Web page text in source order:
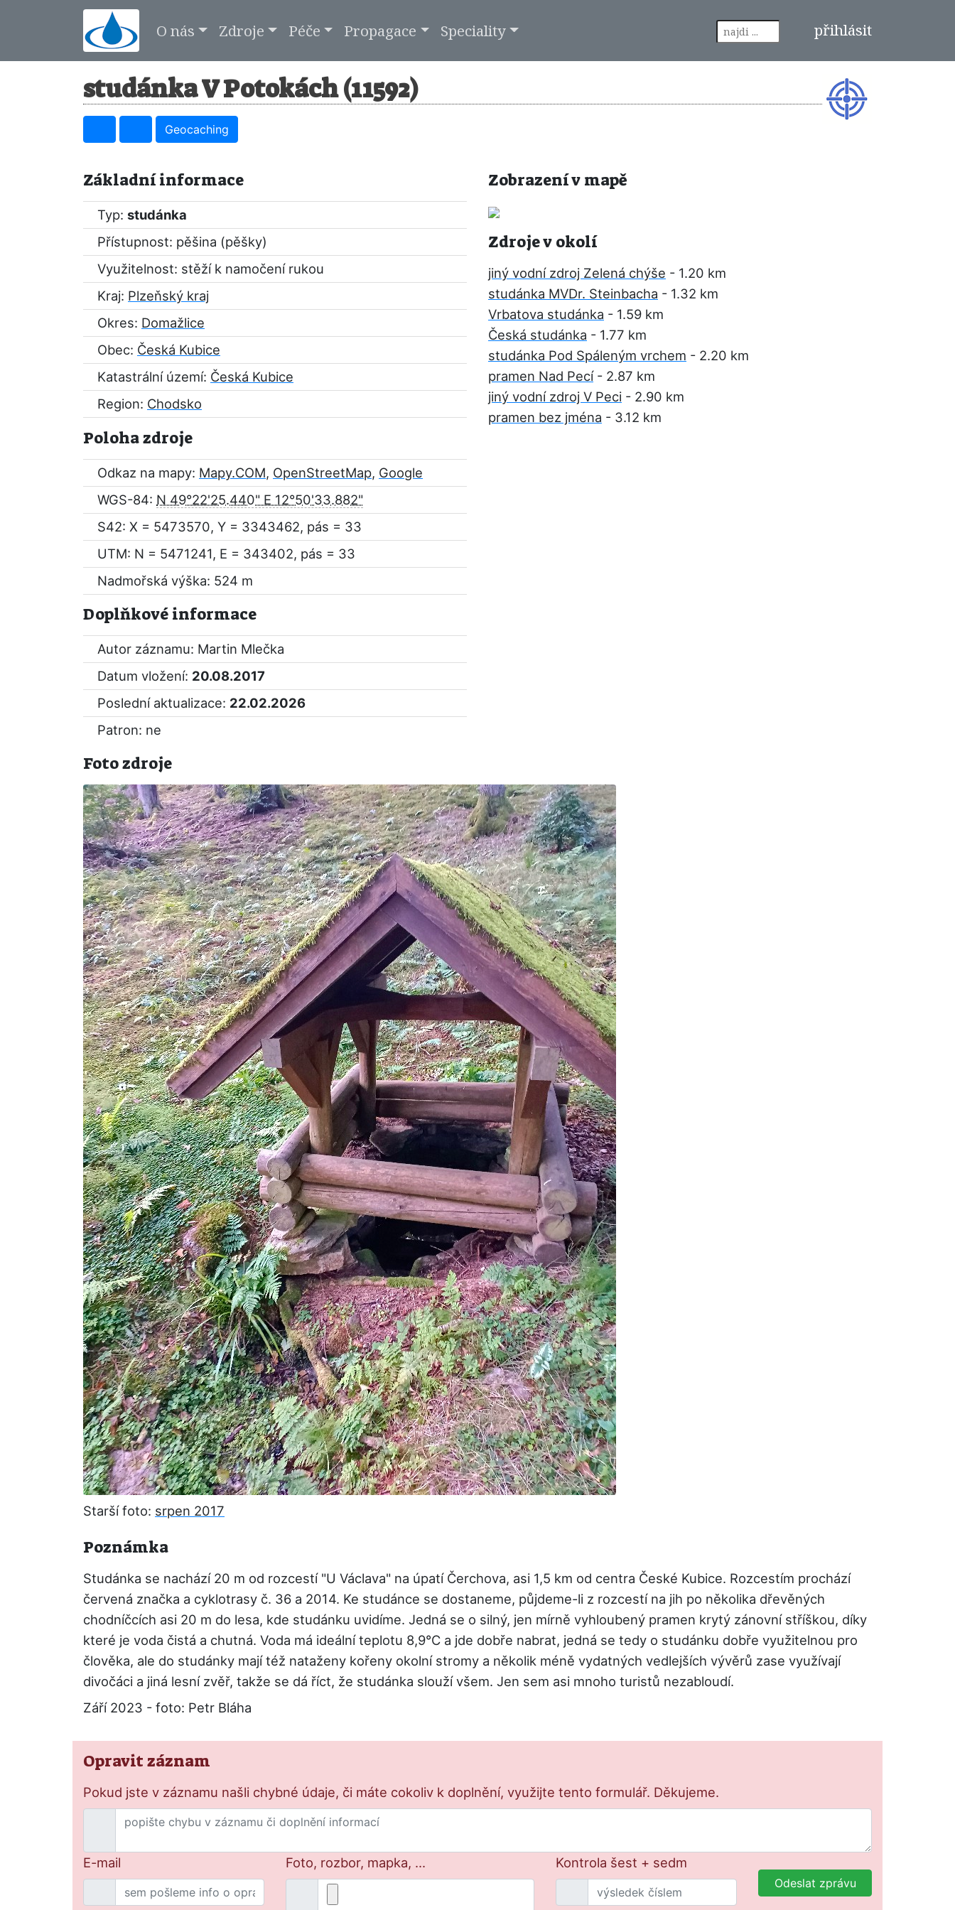
O nás Zdroje Péče Propagace Speciality přihlásit
studánka V Potokách (11592)
Geocaching
Základní informace
Typ: studánka
Přístupnost: pěšina (pěšky)
Využitelnost: stěží k namočení rukou
Kraj: Plzeňský kraj
Okres: Domažlice
Obec: Česká Kubice
Katastrální území: Česká Kubice
Region: Chodsko
Poloha zdroje
Odkaz na mapy: Mapy.COM, OpenStreetMap, Google
WGS-84: N 49°22'25.440" E 12°50'33.882"
S42: X = 5473570, Y = 3343462, pás = 33
UTM: N = 5471241, E = 343402, pás = 33
Nadmořská výška: 524 m
Doplňkové informace
Autor záznamu: Martin Mlečka
Datum vložení: 20.08.2017
Poslední aktualizace: 22.02.2026
Patron: ne
Zobrazení v mapě
Zdroje v okolí
jiný vodní zdroj Zelená chýše - 1.20 km
studánka MVDr. Steinbacha - 1.32 km
Vrbatova studánka - 1.59 km
Česká studánka - 1.77 km
studánka Pod Spáleným vrchem - 2.20 km
pramen Nad Pecí- 2.87 km
jiný vodní zdroj V Peci - 2.90 km
pramen bez jména - 3.12 km
Foto zdroje
Starší foto: srpen 2017
Poznámka
Studánka se nachází 20 m od rozcestí "U Václava" na úpatí Čerchova, asi 1,5 km od centra České Kubice. Rozcestím prochází
červená značka a cyklotrasy č. 36 a 2014. Ke studánce se dostaneme, půjdeme-li z rozcestí na jih po několika dřevěných
chodníčcích asi 20 m do lesa, kde studánku uvidíme. Jedná se o silný, jen mírně vyhloubený pramen krytý zánovní stříškou, díky
které je voda čistá a chutná. Voda má ideální teplotu 8,9°C a jde dobře nabrat, jedná se tedy o studánku dobře využitelnou pro
člověka, ale do studánky mají též nataženy kořeny okolní stromy a několik méně vydatných vedlejších vývěrů zase využívají
divočáci a jiná lesní zvěř, takže se dá říct, že studánka slouží všem. Jen sem asi mnoho turistů nezabloudí.
Září 2023 - foto: Petr Bláha
Opravit záznam
Pokud jste v záznamu našli chybné údaje, či máte cokoliv k doplnění, využijte tento formulář. Děkujeme.
E-mail Foto, rozbor, mapka, ... Kontrola šest + sedm
Odeslat zprávu